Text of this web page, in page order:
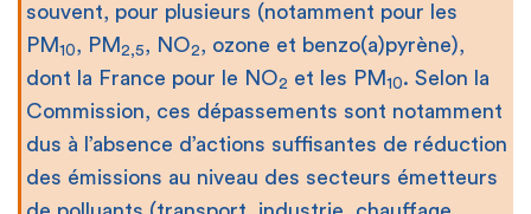
souvent, pour plusieurs (notamment pour les
PM10, PM2,5, NO2, ozone et benzo(a)pyrène),
dont la France pour le NO2 et les PM10. Selon la
Commission, ces dépassements sont notamment
dus à l’absence d’actions suffisantes de réduction
des émissions au niveau des secteurs émetteurs